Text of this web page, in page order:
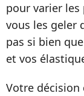
pour varier
vous les geler
pas si bien
et vos
Votre décision